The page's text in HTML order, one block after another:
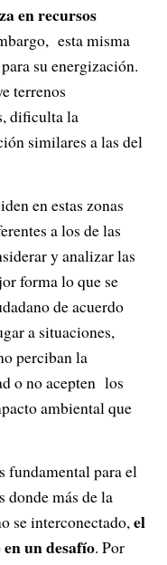
en recursos
esta misma
su energización.
terrenos
dificulta la
similares a las del
en estas zonas
a los de las
y analizar las
forma lo que se
de acuerdo
a situaciones,
perciban la
o no acepten los
ambiental que
fundamental para el
donde más de la
se interconectado,el
un desafío. Por